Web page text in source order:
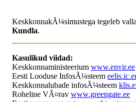
KeskkonnakÃ¼simustega tegeleb
Kundla.
Kasulikud viidad:
Keskkonnaministeerium www.envir.ee
Eesti Looduse InfosÃ¼steem
Keskkonnalubade infosÃ¼steem
Roheline VÃ¤rav www.greengate.ee